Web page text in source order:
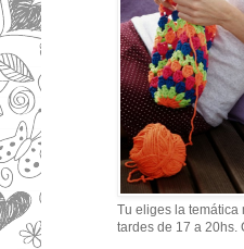
Tu eliges la temática
tardes de 17 a 20hs.